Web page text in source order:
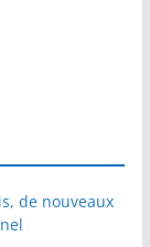
de nouveaux